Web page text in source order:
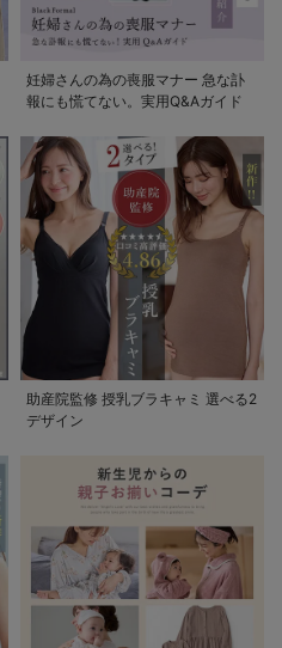
妊婦さんの為の喪服マナー 急な訃
報にも慌てない。実用Q&Aガイド
助産院監修 授乳ブラキャミ 選べる2
デザイン